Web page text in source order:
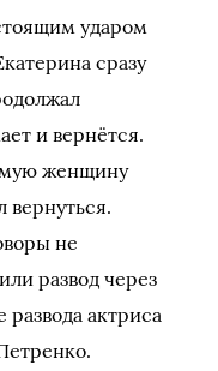
ударом
сразу
и вернётся.
женщину
вернуться.
не
развод через
развода актриса